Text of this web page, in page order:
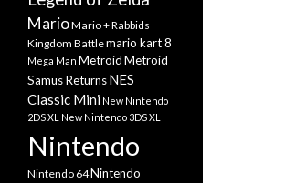
MarioMario + Rabbids
Kingdom Battlemario kart 8
Mega Man MetroidMetroid
Samus ReturnsNES
Classic Mini New Nintendo
2DS XL New Nintendo 3DS XL
Nintendo
Nintendo 64Nintendo